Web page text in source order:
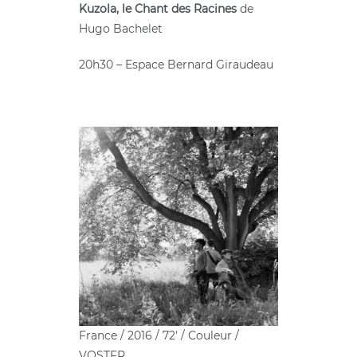
Kuzola, le Chant des Racines de
Hugo Bachelet
20h30 – Espace Bernard Giraudeau
France / 2016 / 72′ / Couleur /